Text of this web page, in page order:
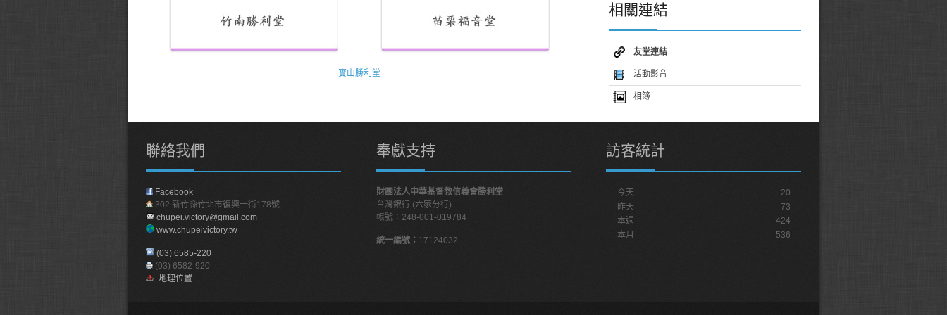
寶山勝利堂
相關連結
友堂連結
活動影音
相簿
聯絡我們
Facebook
302 新竹縣竹北市復興一街178號
chupei.victory@gmail.com
www.chupeivictory.tw
(03) 6585-220
(03) 6582-920
地理位置
奉獻支持
財團法人中華基督教信義會勝利堂
台灣銀行 (六家分行)
帳號：248-001-019784
統一編號： 17124032
訪客統計
今天
20
昨天
73
本週
424
本月
536